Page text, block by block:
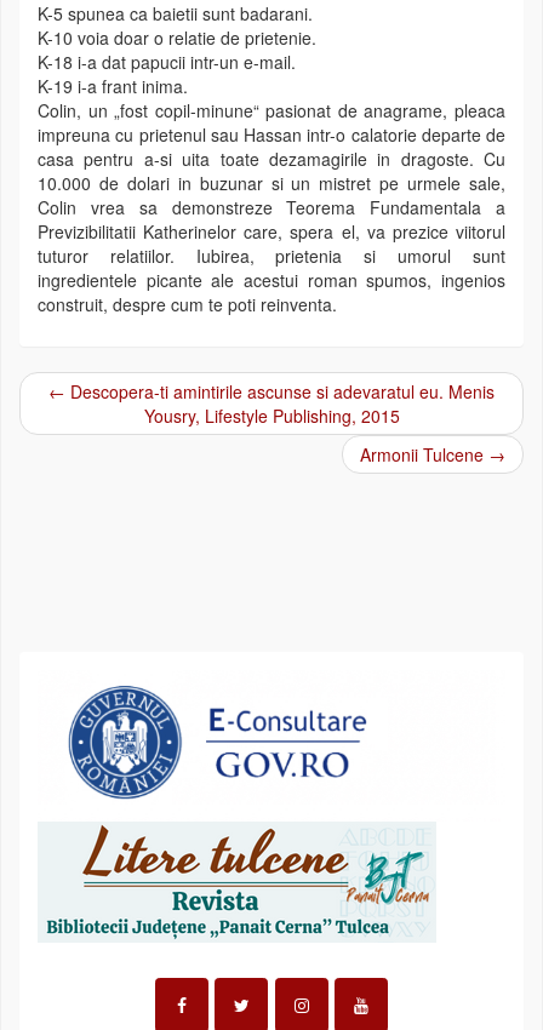
K-5 spunea ca baietii sunt badarani.
K-10 voia doar o relatie de prietenie.
K-18 i-a dat papucii intr-un e-mail.
K-19 i-a frant inima.
Colin, un „fost copil-minune“ pasionat de anagrame, pleaca
impreuna cu prietenul sau Hassan intr-o calatorie departe de
casa pentru a-si uita toate dezamagirile in dragoste. Cu
10.000 de dolari in buzunar si un mistret pe urmele sale,
Colin vrea sa demonstreze Teorema Fundamentala a
Previzibilitatii Katherinelor care, spera el, va prezice viitorul
tuturor relatiilor. Iubirea, prietenia si umorul sunt
ingredientele picante ale acestui roman spumos, ingenios
construit, despre cum te poti reinventa.
Post navigation
← Descopera-ti amintirile ascunse si adevaratul eu. Menis
Yousry, Lifestyle Publishing, 2015
Armonii Tulcene →